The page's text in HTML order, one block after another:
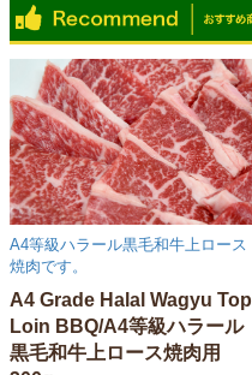
A4等級ハラール黒毛和牛上ロース
焼肉です。
A4 Grade Halal Wagyu Top
Loin BBQ/A4等級ハラール
黒毛和牛上ロース焼肉用